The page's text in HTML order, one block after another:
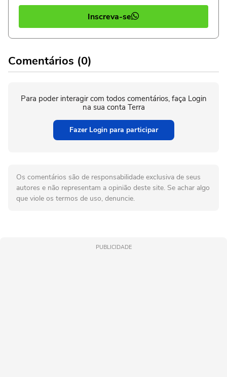
Inscreva-se
Comentários (0)
Para poder interagir com todos comentários, faça Login
na sua conta Terra
Fazer Login para participar
Os comentários são de responsabilidade exclusiva de seus
autores e não representam a opinião deste site. Se achar algo
que viole os termos de uso, denuncie.
PUBLICIDADE